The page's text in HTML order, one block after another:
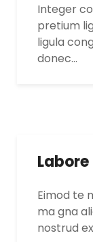
Integer
pretium
ligula
donec…
Eimod te
ma gna
nostrud